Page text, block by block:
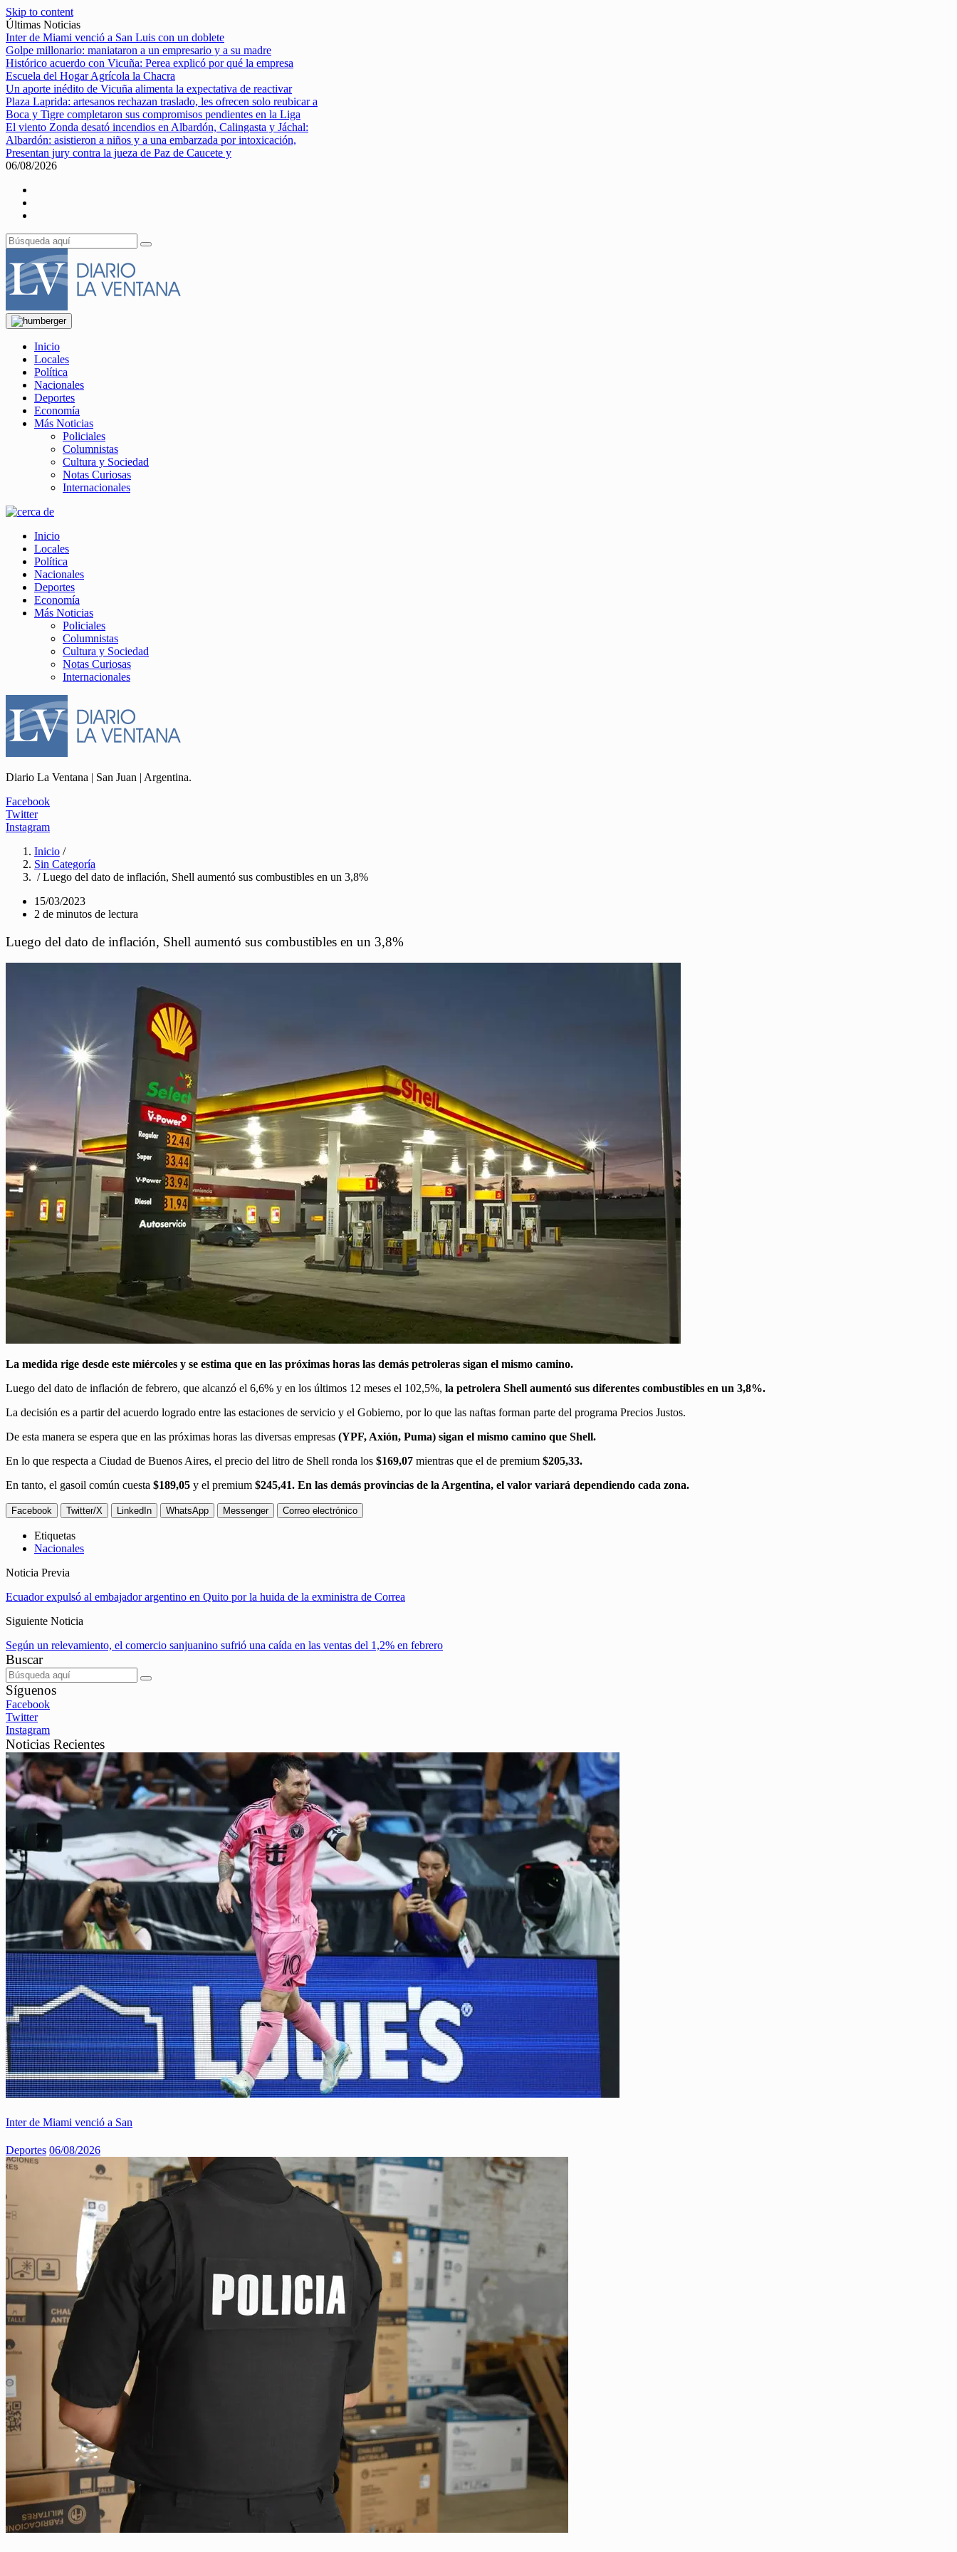
Skip to content
Últimas Noticias
Inter de Miami venció a San Luis con un doblete
Golpe millonario: maniataron a un empresario y a su madre
Histórico acuerdo con Vicuña: Perea explicó por qué la empresa
Escuela del Hogar Agrícola la Chacra
Un aporte inédito de Vicuña alimenta la expectativa de reactivar
Plaza Laprida: artesanos rechazan traslado, les ofrecen solo reubicar a
Boca y Tigre completaron sus compromisos pendientes en la Liga
El viento Zonda desató incendios en Albardón, Calingasta y Jáchal:
Albardón: asistieron a niños y a una embarzada por intoxicación,
Presentan jury contra la jueza de Paz de Caucete y
06/08/2026
Inicio
Locales
Política
Nacionales
Deportes
Economía
Más Noticias
Policiales
Columnistas
Cultura y Sociedad
Notas Curiosas
Internacionales
Inicio
Locales
Política
Nacionales
Deportes
Economía
Más Noticias
Policiales
Columnistas
Cultura y Sociedad
Notas Curiosas
Internacionales
Diario La Ventana | San Juan | Argentina.
Facebook
Twitter
Instagram
Inicio /
Sin Categoría
/ Luego del dato de inflación, Shell aumentó sus combustibles en un 3,8%
15/03/2023
2 de minutos de lectura
Luego del dato de inflación, Shell aumentó sus combustibles en un 3,8%
La medida rige desde este miércoles y se estima que en las próximas horas las demás petroleras sigan el mismo camino.
Luego del dato de inflación de febrero, que alcanzó el 6,6% y en los últimos 12 meses el 102,5%, la petrolera Shell aumentó sus diferentes combustibles en un 3,8%.
La decisión es a partir del acuerdo logrado entre las estaciones de servicio y el Gobierno, por lo que las naftas forman parte del programa Precios Justos.
De esta manera se espera que en las próximas horas las diversas empresas (YPF, Axión, Puma) sigan el mismo camino que Shell.
En lo que respecta a Ciudad de Buenos Aires, el precio del litro de Shell ronda los $169,07 mientras que el de premium $205,33.
En tanto, el gasoil común cuesta $189,05 y el premium $245,41. En las demás provincias de la Argentina, el valor variará dependiendo cada zona.
Facebook Twitter/X LinkedIn WhatsApp Messenger Correo electrónico
Etiquetas
Nacionales
Noticia Previa
Ecuador expulsó al embajador argentino en Quito por la huida de la exministra de Correa
Siguiente Noticia
Según un relevamiento, el comercio sanjuanino sufrió una caída en las ventas del 1,2% en febrero
Buscar
Síguenos
Facebook
Twitter
Instagram
Noticias Recientes
Inter de Miami venció a San
Deportes 06/08/2026